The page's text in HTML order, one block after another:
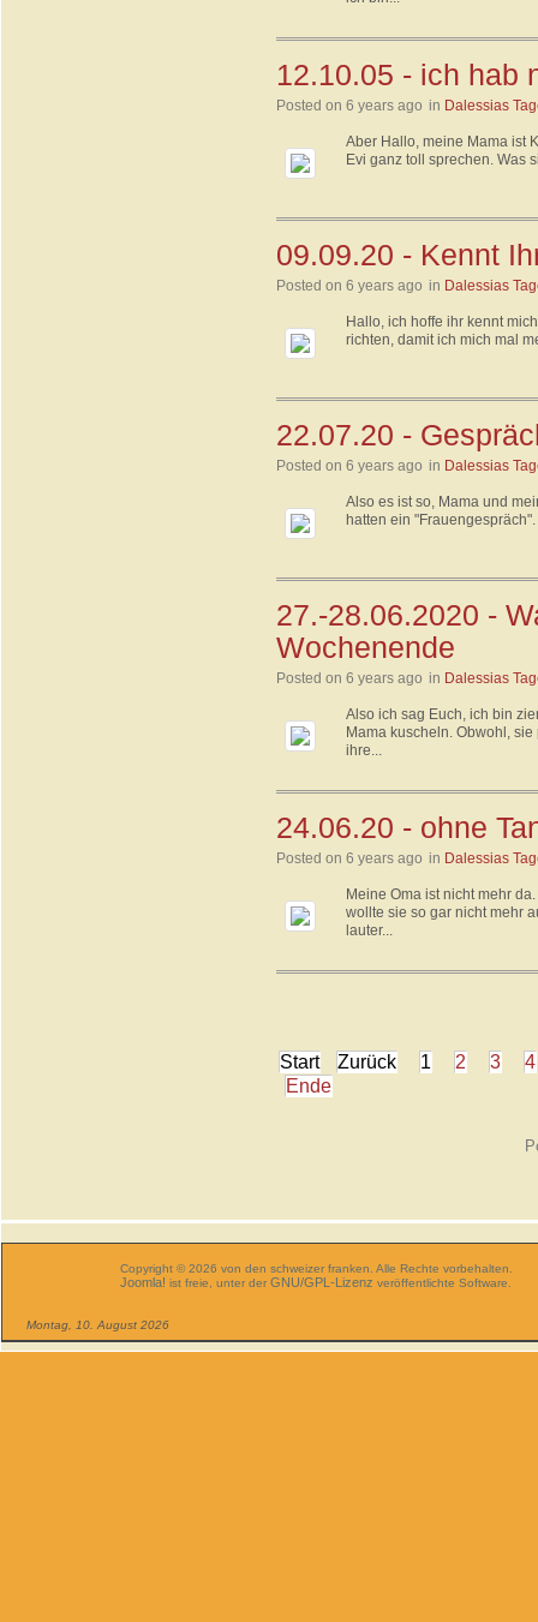
12.10.05 - ich hab
Posted on 6 years ago in Dalessias
Aber Hallo, meine Mama ist
Evi ganz toll sprechen. Was
09.09.20 - Kennt
Posted on 6 years ago in Dalessias
Hallo, ich hoffe ihr kennt
richten, damit ich mich mal
22.07.20 -
Posted on 6 years ago in Dalessias
Also es ist so, Mama und
hatten ein
27.-28.06.2020 -
Wochenende
Posted on 6 years ago in Dalessias
Also ich sag Euch, ich bin
Mama kuscheln. Obwohl,
ihre...
24.06.20 - ohne
Posted on 6 years ago in Dalessias
Meine Oma ist nicht mehr
wollte sie so gar nicht mehr
lauter...
Start Zurück 1 2 3
4
Ende
Copyright © 2026 von den schweizer franken. Alle Rechte vorbehalten.
Joomla! ist freie, unter der GNU/GPL-Lizenz veröffentlichte Software.
Montag, 10. August 2026